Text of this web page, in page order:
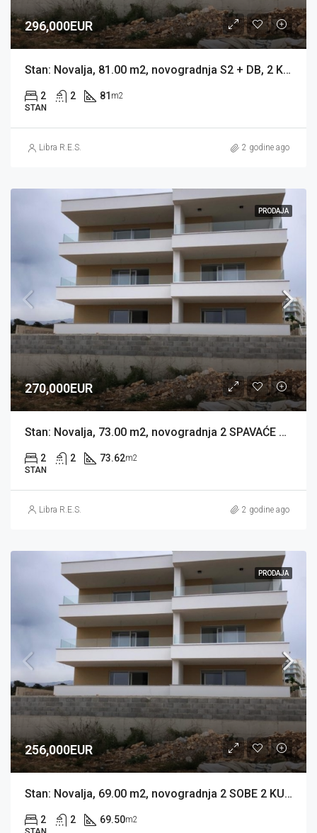
296,000EUR
Stan: Novalja, 81.00 m2, novogradnja S2 + DB, 2 KUPAONICE 2 PM, VRT (prodaja)
2 2 81 m2
STAN
Libra R.E.S. 2 godine ago
PRODAJA
270,000EUR
Stan: Novalja, 73.00 m2, novogradnja 2 SPAVAĆE + DB, 2 TERASE, PARKING (prodaja)
2 2 73.62m2
STAN
Libra R.E.S. 2 godine ago
PRODAJA
256,000EUR
Stan: Novalja, 69.00 m2, novogradnja 2 SOBE 2 KUPAONE, 2 PM (prodaja)
2 2 69.50m2